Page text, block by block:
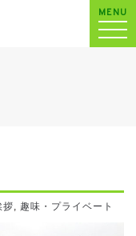
MENU
拶, 趣味・プライベート